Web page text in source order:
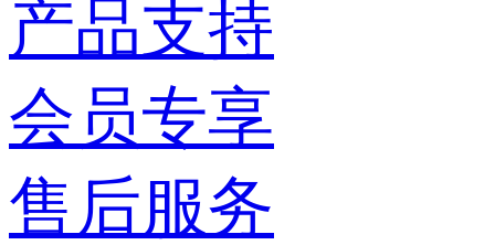
产品支持
会员专享
售后服务